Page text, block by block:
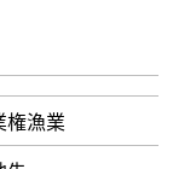
権漁業